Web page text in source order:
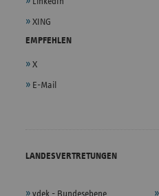
XING
EMPFEHLEN
X
E-Mail
LANDESVERTRETUNGEN
vdek - Bundesebene